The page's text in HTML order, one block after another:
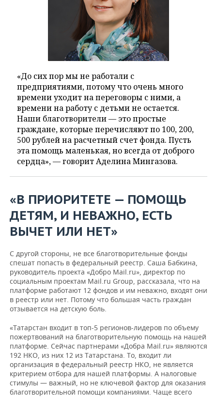
«До сих пор мы не работали с
предприятиями, потому что очень много
времени уходит на переговоры с ними, а
времени на работу с детьми не остается.
Наши благотворители — это простые
граждане, которые перечисляют по 100, 200,
500 рублей на расчетный счет фонда. Пусть
эта помощь маленькая, но всегда от доброго
сердца», — говорит Аделина Мингазова.
«В ПРИОРИТЕТЕ — ПОМОЩЬ
ДЕТЯМ, И НЕВАЖНО, ЕСТЬ
ВЫЧЕТ ИЛИ НЕТ»
С другой стороны, не все благотворительные фонды
спешат попасть в федеральный реестр. Саша Бабкина,
руководитель проекта «Добро Mail.ru», директор по
социальным проектам Mail.ru Group, рассказала, что на
платформе работают 12 фондов и им неважно, входят они
в реестр или нет. Потому что большая часть граждан
отзывается на детскую боль.
«Татарстан входит в топ-5 регионов-лидеров по объему
пожертвований на благотворительную помощь на нашей
платформе. Сейчас партнерами «Добра Mail.ru» являются
192 НКО, из них 12 из Татарстана. То, входит ли
организация в федеральный реестр НКО, не является
критерием отбора для нашей платформы. А налоговые
стимулы — важный, но не ключевой фактор для оказания
благотворительной помощи компаниями. Чаще всего